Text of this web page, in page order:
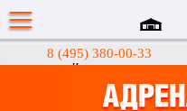
8 (495) 380-00-33
Интернет-магазин